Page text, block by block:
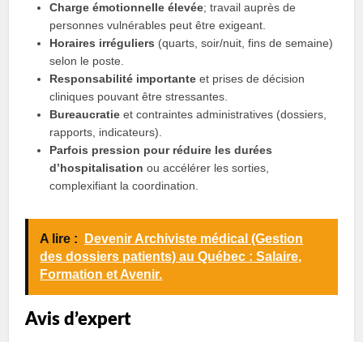
Charge émotionnelle élevée; travail auprès de
personnes vulnérables peut être exigeant.
Horaires irréguliers (quarts, soir/nuit, fins de semaine)
selon le poste.
Responsabilité importante et prises de décision
cliniques pouvant être stressantes.
Bureaucratie et contraintes administratives (dossiers,
rapports, indicateurs).
Parfois pression pour réduire les durées
d’hospitalisation ou accélérer les sorties,
complexifiant la coordination.
A lire :
Devenir Archiviste médical (Gestion
des dossiers patients) au Québec : Salaire,
Formation et Avenir.
Avis d’expert